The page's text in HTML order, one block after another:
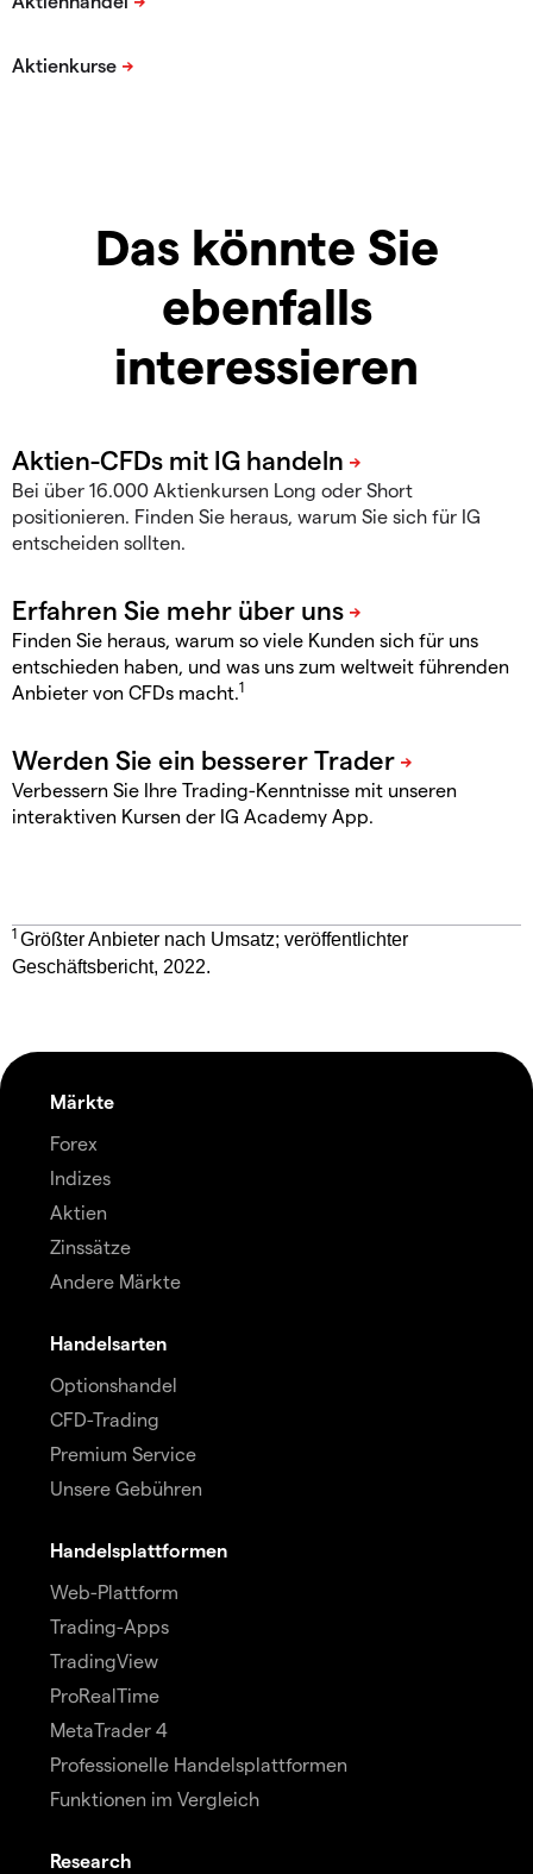
Das könnte Sie
ebenfalls
interessieren
Bei über 16.000 Aktienkursen Long oder Short
positionieren. Finden Sie heraus, warum Sie sich für IG
entscheiden sollten.
Finden Sie heraus, warum so viele Kunden sich für uns
entschieden haben, und was uns zum weltweit führenden
Anbieter von CFDs macht.1
Verbessern Sie Ihre Trading-Kenntnisse mit unseren
interaktiven Kursen der IG Academy App.
1 Größter Anbieter nach Umsatz; veröffentlichter
Geschäftsbericht, 2022.
Märkte
Forex
Indizes
Aktien
Zinssätze
Andere Märkte
Handelsarten
Optionshandel
CFD-Trading
Premium Service
Unsere Gebühren
Handelsplattformen
Web-Plattform
Trading-Apps
TradingView
ProRealTime
MetaTrader 4
Professionelle Handelsplattformen
Funktionen im Vergleich
Research